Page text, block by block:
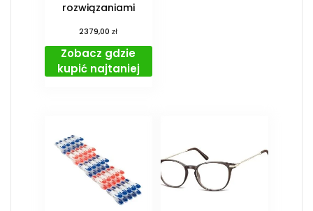
rozwiązaniami
2379,00zł
Zobacz gdzie
kupić najtaniej